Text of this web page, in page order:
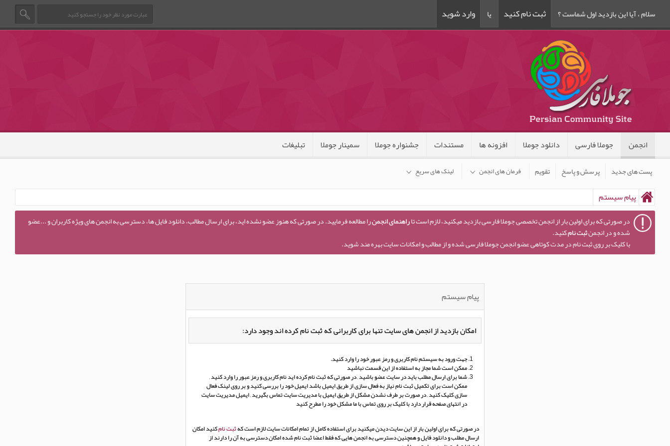
سلام ، آیا این بازدید اول شماست ؟ ثبت نام کنید یا وارد شوید
انجمن
پست های جدید پرسش و پاسخ تقویم فرمان های انجمن لینک های سریع
جوملا فارسی دانلود جوملا افزونه ها مستندات جشنواره جوملا سمینار جوملا تبلیغات
پیام سیستم
در صورتی که برای اولین بار از انجمن تخصصی جوملا فارسی بازدید میکنید، لازم است تاراهنمای انجمنرا مطالعه فرمایید. در صورتی که هنوز عضو نشده اید، برای ارسال مطالب، دانلود فایل ها، دسترسی به انجمن های ویژه کاربران و ...عضو
شده و در انجمنثبت نامکنید.
با کلیک بر روی ثبت نام در مدت کوتاهی عضو انجمن جوملا فارسی شده و از مطالب و امکانات سایت بهره مند شوید.
پیام سیستم
امکان بازدید از انجمن های سایت تنها برای کاربرانی که ثبت نام کرده اند وجود دارد:
جهت ورود به سیستم نام کاربری و رمز عبور خود را وارد کنید.
ممکن است شما مجاز به استفاده از این قسمت نباشید
شما برای ارسال مطلب باید در سایت عضو باشید , در صورتی که ثبت نام کرده اید نام کاربری و رمز عبور را وارد کنید ,
ممکن است برای تکمیل ثبت نام نیاز به فعال سازی از طریق ایمیل باشد ایمیل خود را بررسی کنید و بر روی لینک فعال
سازی کلیک کنید , در صورت بر طرف نشدن مشکل از طریق ایمیل با مدیریت سایت تماس بگیرید , ایمیل مدیریت سایت
در انتهای صفحه قرار دارد با کلیک بر روی تماس با ما مشکل خود را مطرح کنید
در صورتی که برای اولین بار از این سایت دیدن میکنید برای استفاده کامل از تمام امکانات سایت لازم است کهثبت نامکنید امکان
ارسال مطلب و دانلود فایل و همچنین دسترسی به انجمن هایی که فقط اعضا ثبت نام شده امکان دسترسی به آن را دارند از